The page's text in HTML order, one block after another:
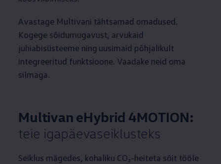
Avastage Multivani tähtsamad omadused.
Kogege sõidumugavust, arvukaid
juhiabisüsteeme ning uusimaid põhjalikult
integreeritud funktsioone. Vaadake neid oma
silmaga.
Multivan eHybrid 4MOTION:
teie igapäevaseiklusteks
Seiklus mägedes, kohaliku CO₂-heiteta sõit tööle